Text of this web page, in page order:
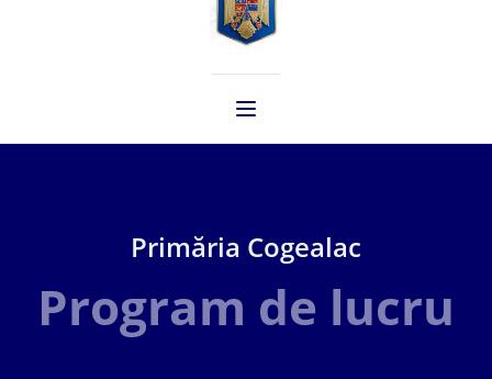
Primăria Cogealac
Program de lucru